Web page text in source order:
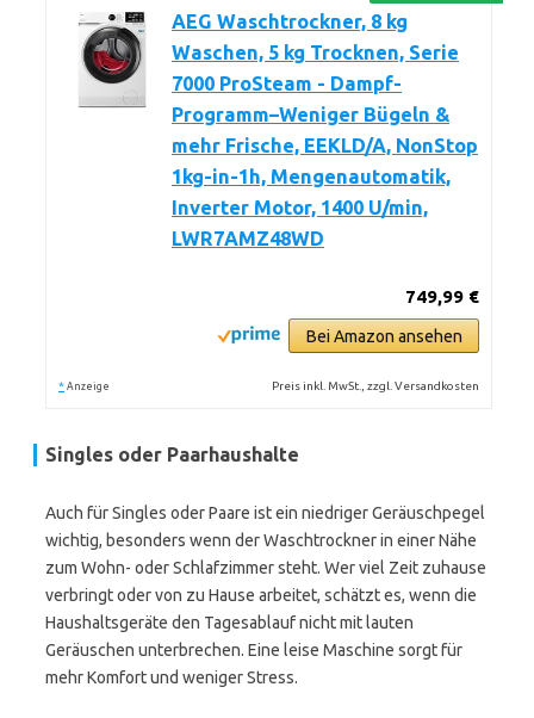
AEG Waschtrockner, 8 kg
Waschen, 5 kg Trocknen, Serie
7000 ProSteam - Dampf-
Programm–Weniger Bügeln &
mehr Frische, EEKLD/A, NonStop
1kg-in-1h, Mengenautomatik,
Inverter Motor, 1400 U/min,
LWR7AMZ48WD
749,99 €
Bei Amazon ansehen
* Anzeige Preis inkl. MwSt., zzgl. Versandkosten
Singles oder Paarhaushalte
Auch für Singles oder Paare ist ein niedriger Geräuschpegel
wichtig, besonders wenn der Waschtrockner in einer Nähe
zum Wohn- oder Schlafzimmer steht. Wer viel Zeit zuhause
verbringt oder von zu Hause arbeitet, schätzt es, wenn die
Haushaltsgeräte den Tagesablauf nicht mit lauten
Geräuschen unterbrechen. Eine leise Maschine sorgt für
mehr Komfort und weniger Stress.